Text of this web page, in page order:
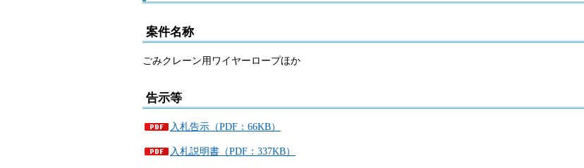
案件名称
ごみクレーン用ワイヤーロープほか
告示等
入札告示（PDF：66KB）
入札説明書（PDF：337KB）